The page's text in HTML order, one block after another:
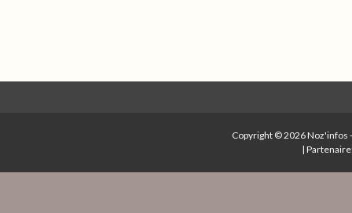
Copyright © 2026Noz'infos
|